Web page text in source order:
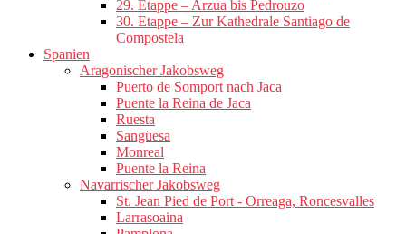
29. Etappe – Arzua bis Pedrouzo
30. Etappe – Zur Kathedrale Santiago de
Compostela
Spanien
Aragonischer Jakobsweg
Puerto de Somport nach Jaca
Puente la Reina de Jaca
Ruesta
Sangüesa
Monreal
Puente la Reina
Navarrischer Jakobsweg
St. Jean Pied de Port - Orreaga, Roncesvalles
Larrasoaina